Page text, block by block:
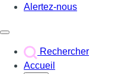
Alertez-nous
Rechercher
Accueil